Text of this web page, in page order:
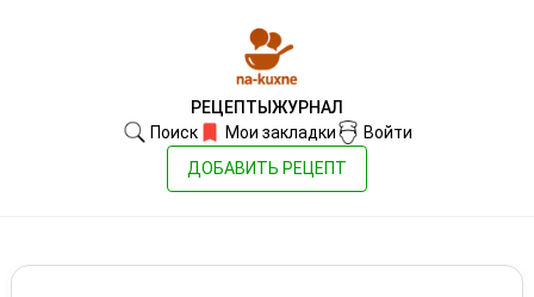
РЕЦЕПТЫ ЖУРНАЛ
Поиск
Мои закладки
Войти
ДОБАВИТЬ РЕЦЕПТ